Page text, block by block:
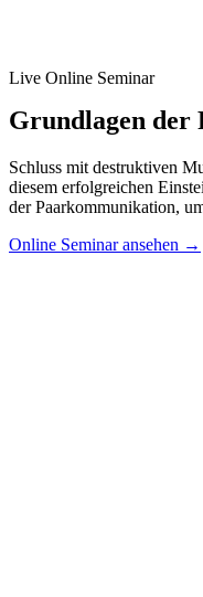
Live Online Seminar
Grundlagen der
Schluss mit destruktiven
diesem erfolgreichen
der Paarkommunikation,
Online Seminar ansehen →